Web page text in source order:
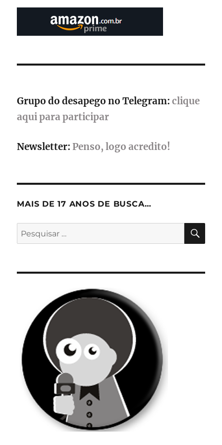
Grupo do desapego no Telegram: clique
aqui para participar
Newsletter: Penso, logo acredito!
MAIS DE 17 ANOS DE BUSCA…
Pesquisar
por: